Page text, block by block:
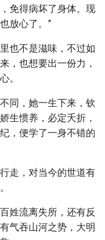
免得病坏了身体。现
放心了。”
也不是滋味，不过如
，也想要出一份力，
。
同，她一生下来，钦
生惯养，必定夭折，
，便学了一身不错的
走，对当今的世道有
姓流离失所，还有反
气吞山河之势，大明